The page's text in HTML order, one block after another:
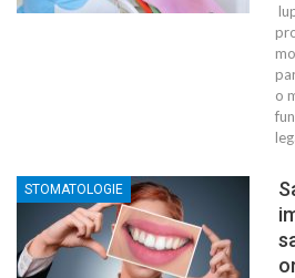
o
STOMATOLOGIE